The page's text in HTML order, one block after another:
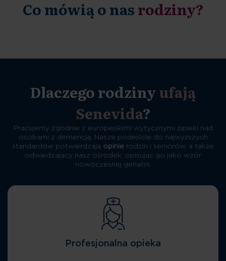
Co mówią o nasrodziny?
Dlaczego rodzinyufają
Senevida?
Pracujemy zgodnie z europejskimi wytycznymi opieki nad
osobami z demencją. Nasze podejście do najwyższych
standardów potwierdzają opinie rodzin i seniorów, a także
odwiedzający nasz ośrodek, opisując go jako wzór
nowoczesnej geriatrii.
Profesjonalna opieka